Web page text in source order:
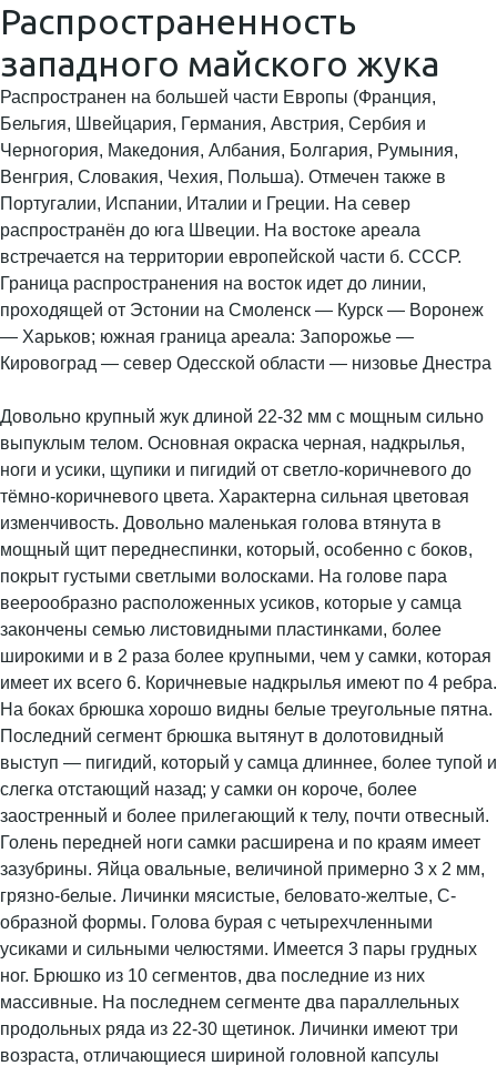
Распространенность
западного майского жука
Распространен на большей части Европы (Франция,
Бельгия, Швейцария, Германия, Австрия, Сербия и
Черногория, Македония, Албания, Болгария, Румыния,
Венгрия, Словакия, Чехия, Польша). Отмечен также в
Португалии, Испании, Италии и Греции. На север
распространён до юга Швеции. На востоке ареала
встречается на территории европейской части б. СССР.
Граница распространения на восток идет до линии,
проходящей от Эстонии на Смоленск — Курск — Воронеж
— Харьков; южная граница ареала: Запорожье —
Кировоград — север Одесской области — низовье Днестра
Довольно крупный жук длиной 22-32 мм с мощным сильно
выпуклым телом. Основная окраска черная, надкрылья,
ноги и усики, щупики и пигидий от светло-коричневого до
тёмно-коричневого цвета. Характерна сильная цветовая
изменчивость. Довольно маленькая голова втянута в
мощный щит переднеспинки, который, особенно с боков,
покрыт густыми светлыми волосками. На голове пара
веерообразно расположенных усиков, которые у самца
закончены семью листовидными пластинками, более
широкими и в 2 раза более крупными, чем у самки, которая
имеет их всего 6. Коричневые надкрылья имеют по 4 ребра.
На боках брюшка хорошо видны белые треугольные пятна.
Последний сегмент брюшка вытянут в долотовидный
выступ — пигидий, который у самца длиннее, более тупой и
слегка отстающий назад; у самки он короче, более
заостренный и более прилегающий к телу, почти отвесный.
Голень передней ноги самки расширена и по краям имеет
зазубрины. Яйца овальные, величиной примерно 3 х 2 мм,
грязно-белые. Личинки мясистые, беловато-желтые, С-
образной формы. Голова бурая с четырехчленными
усиками и сильными челюстями. Имеется 3 пары грудных
ног. Брюшко из 10 сегментов, два последние из них
массивные. На последнем сегменте два параллельных
продольных ряда из 22-30 щетинок. Личинки имеют три
возраста, отличающиеся шириной головной капсулы